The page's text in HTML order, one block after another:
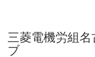
三菱電機労組
ブ